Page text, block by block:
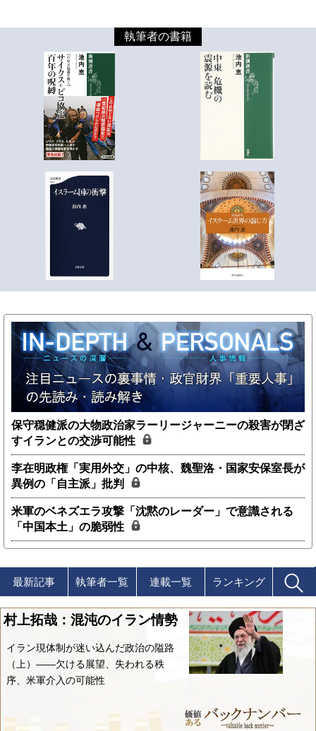
執筆者の書籍
保守穏健派の大物政治家ラーリージャーニーの殺害が閉ざ
すイランとの交渉可能性
李在明政権「実用外交」の中核、魏聖洛・国家安保室長が
異例の「自主派」批判
米軍のベネズエラ攻撃「沈黙のレーダー」で意識される
「中国本土」の脆弱性
最新記事 執筆者一覧 連載一覧 ランキング
村上拓哉：混沌のイラン情勢
イラン現体制が迷い込んだ政治の隘路
（上）――欠ける展望、失われる秩
序、米軍介入の可能性